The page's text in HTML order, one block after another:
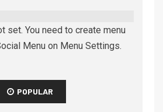
set. You need to create menu
Menu on Menu Settings.
POPULAR